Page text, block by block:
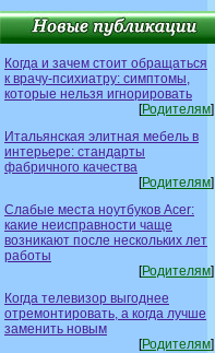
Когда и зачем стоит обращаться
к врачу-психиатру: симптомы,
которые нельзя игнорировать
[Родителям]
Итальянская элитная мебель в
интерьере: стандарты
фабричного качества
[Родителям]
Слабые места ноутбуков Acer:
какие неисправности чаще
возникают после нескольких лет
работы
[Родителям]
Когда телевизор выгоднее
отремонтировать, а когда лучше
заменить новым
[Родителям]